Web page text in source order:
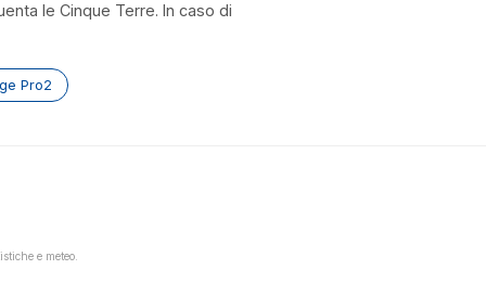
le Cinque Terre. In caso di
Pro2
e meteo.